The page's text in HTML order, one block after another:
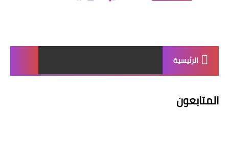
الرئيسية
المتابعون